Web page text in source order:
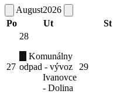
August2026
Po
Ut St
27
28
Komunálny
odpad - vývoz
Ivanovce
- Dolina
29